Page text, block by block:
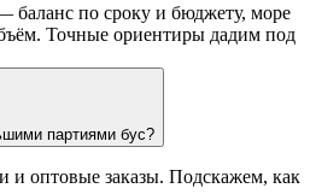
по сроку и бюджету, море
Точные ориентиры дадим под
партиями бус?
и оптовые заказы. Подскажем, как